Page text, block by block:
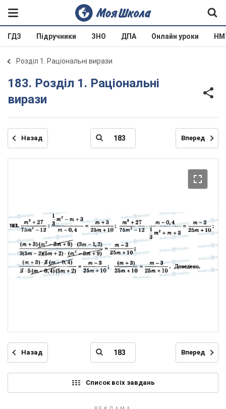
ГДЗ Підручники ЗНО ДПА Онлайн уроки
Розділ 1. Раціональні вирази
183. Розділ 1. Раціональні
вирази
Назад Вперед
Назад Вперед
Список всіх завдань